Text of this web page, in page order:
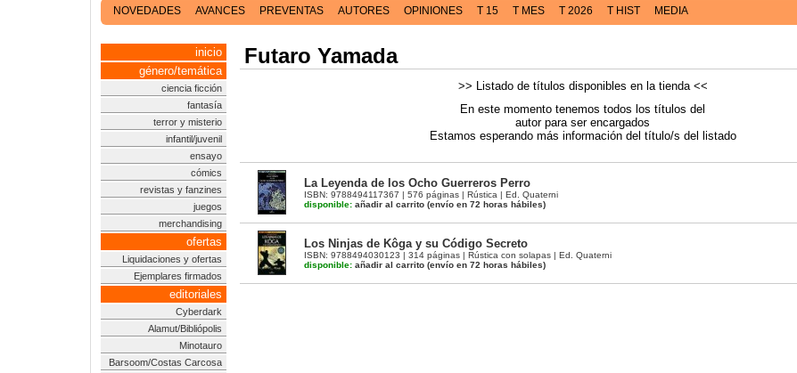
NOVEDADES AVANCES PREVENTAS AUTORES OPINIONES T 15 T MES T 2026 T HIST MEDIA
inicio
género/temática
ciencia ficción
fantasía
terror y misterio
infantil/juvenil
ensayo
cómics
revistas y fanzines
juegos
merchandising
ofertas
Liquidaciones y ofertas
Ejemplares firmados
editoriales
Cyberdark
Alamut/Bibliópolis
Minotauro
Barsoom/Costas Carcosa
Futaro Yamada
>> Listado de títulos disponibles en la tienda <<
En este momento tenemos todos los títulos del
autor para ser encargados
Estamos esperando más información del título/s del listado
La Leyenda de los Ocho Guerreros Perro
ISBN: 9788494117367 | 576 páginas | Rústica | Ed. Quaterni
disponible: añadir al carrito (envío en 72 horas hábiles)
Los Ninjas de Kôga y su Código Secreto
ISBN: 9788494030123 | 314 páginas | Rústica con solapas | Ed. Quaterni
disponible: añadir al carrito (envío en 72 horas hábiles)